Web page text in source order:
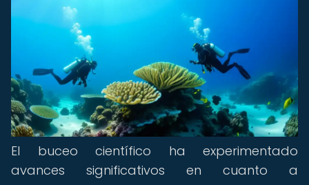
El buceo científico ha experimentado
avances significativos en cuanto a